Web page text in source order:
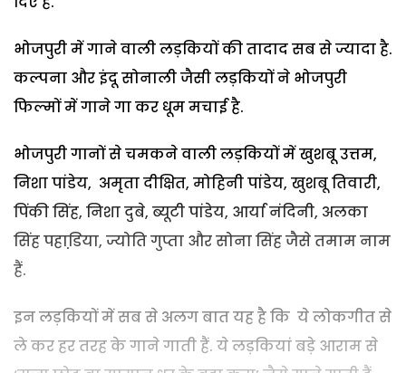
भोजपुरी में गाने वाली लड़कियों की तादाद सब से ज्यादा है.
कल्पना और इंदू सोनाली जैसी लड़कियों ने भोजपुरी
फिल्मों में गाने गा कर धूम मचाई है.
भोजपुरी गानों से चमकने वाली लड़कियों में खुशबू उत्तम,
निशा पांडेय, अमृता दीक्षित, मोहिनी पांडेय, खुशबू तिवारी,
पिंकी सिंह, निशा दुबे, ब्यूटी पांडेय, आर्या नंदिनी, अलका
सिंह पहाडि़या, ज्योति गुप्ता और सोना सिंह जैसे तमाम नाम
हैं.
इन लड़कियों में सब से अलग बात यह है कि ये लोकगीत से
ले कर हर तरह के गाने गाती हैं. ये लड़कियां बड़े आराम से